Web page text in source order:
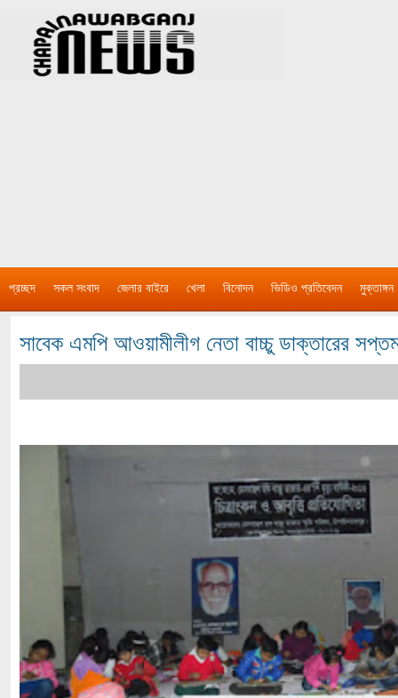
প্রচ্ছদ সকল সংবাদ জেলার বাইরে খেলা বিনোদন ভিডিও প্রতিবেদন মুক্তাঙ্গন
সাবেক এমপি আওয়ামীলীগ নেতা বাচ্চু ডাক্তারের সপ্তম